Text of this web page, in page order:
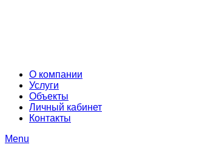
О компании
Услуги
Объекты
Личный кабинет
Контакты
Menu